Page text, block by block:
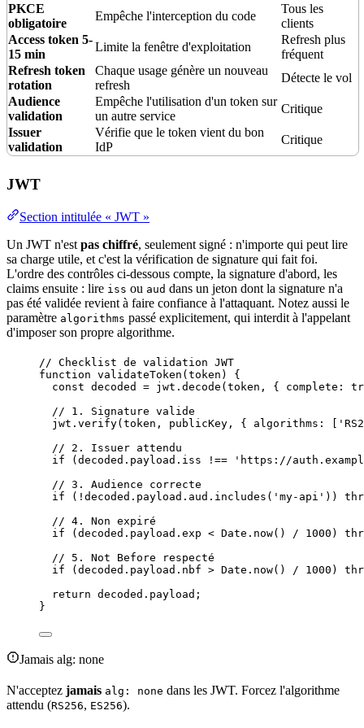
PKCE
obligatoire
Empêche l'interception du code
Tous les
clients
Access token 5-
15 min
Limite la fenêtre d'exploitation
Refresh plus
fréquent
Refresh token
rotation
Chaque usage génère un nouveau
refresh
Détecte le vol
Audience
validation
Empêche l'utilisation d'un token sur
un autre service
Critique
Issuer
validation
Vérifie que le token vient du bon
IdP
Critique
JWT
Section intitulée « JWT »
Un JWT n'est pas chiffré, seulement signé : n'importe qui peut lire
sa charge utile, et c'est la vérification de signature qui fait foi.
L'ordre des contrôles ci-dessous compte, la signature d'abord, les
claims ensuite : lire iss ou aud dans un jeton dont la signature n'a
pas été validée revient à faire confiance à l'attaquant. Notez aussi le
paramètre algorithms passé explicitement, qui interdit à l'appelant
d'imposer son propre algorithme.
// Checklist de validation JWT
function validateToken ( token )
{
const decoded = jwt . decode ( token , { complete:
// 1. Signature valide
jwt . verify( token , publicKey , { algorithms: [ '
// 2. Issuer attendu
if ( decoded . payload . iss !== ' https://
// 3. Audience correcte
if ( ! decoded . payload . aud . includes ( ' my-api ' ))
// 4. Non expiré
if ( decoded . payload . exp < Date . now() / 1000 )
// 5. Not Before respecté
if ( decoded . payload . nbf > Date . now() / 1000 )
return decoded . payload ;
}
Jamais alg: none
N'acceptez jamais alg: none dans les JWT. Forcez l'algorithme
attendu (RS256, ES256).